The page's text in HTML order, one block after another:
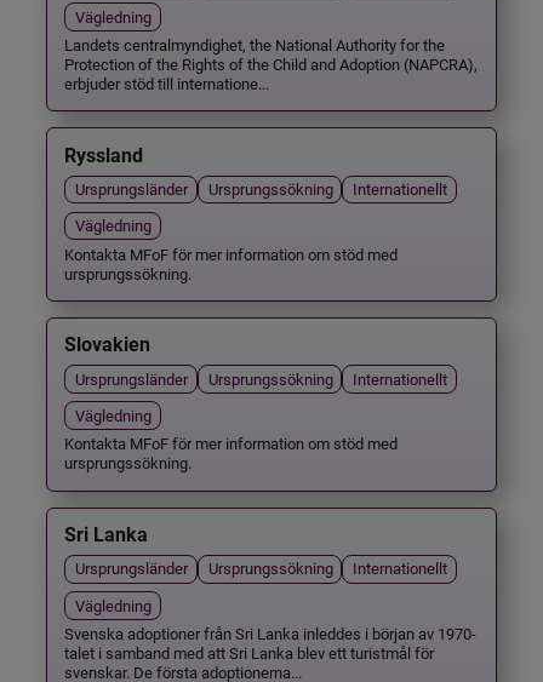
Vägledning
Landets centralmyndighet, the National Authority for the
Protection of the Rights of the Child and Adoption (NAPCRA),
erbjuder stöd till internatione...
Ryssland
Ursprungsländer Ursprungssökning
Internationellt
Vägledning
Kontakta MFoF för mer information om stöd med
ursprungssökning.
Slovakien
Ursprungsländer Ursprungssökning
Internationellt
Vägledning
Kontakta MFoF för mer information om stöd med
ursprungssökning.
Sri Lanka
Ursprungsländer Ursprungssökning
Internationellt
Vägledning
Svenska adoptioner från Sri Lanka inleddes i början av 1970-
talet i samband med att Sri Lanka blev ett turistmål för
svenskar. De första adoptionerna...